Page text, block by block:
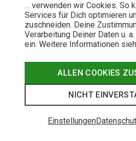
… verwenden wir Cookies. So
Services für Dich optimieren
zuschneiden. Deine
Verarbeitung Deiner Daten u.
ein. Weitere Informationen
ALLEN COOKIES
NICHT
Einstellungen
0
Deine